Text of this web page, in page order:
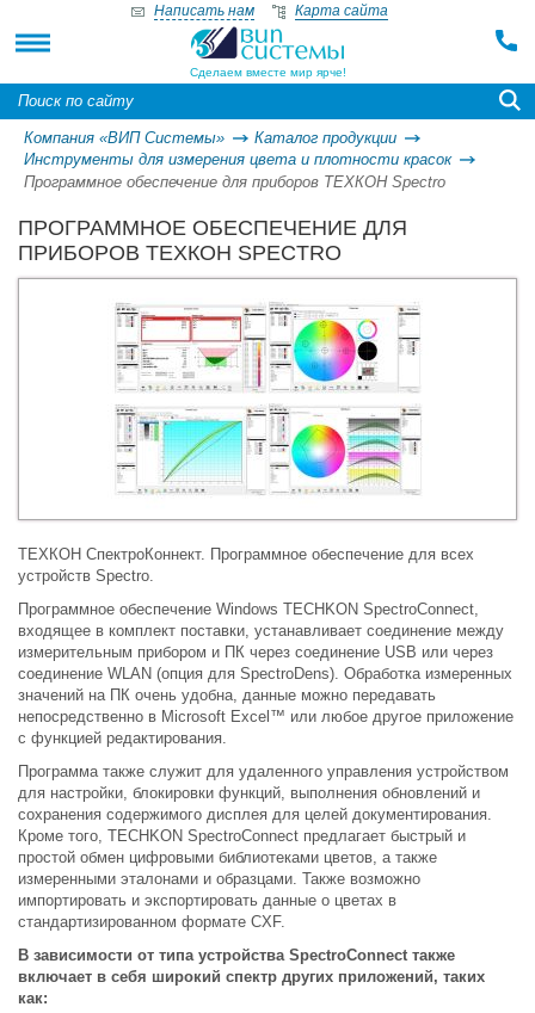
Сделаем вместе мир ярче!
Написать нам Карта сайта
Компания «ВИП Системы»
Каталог продукции
Инструменты для измерения цвета и плотности красок
Программное обеспечение для приборов ТЕХКОН Spectro
ПРОГРАММНОЕ ОБЕСПЕЧЕНИЕ ДЛЯ
ПРИБОРОВ ТЕХКОН SPECTRO
ТЕХКОН СпектроКоннект. Программное обеспечение для всех
устройств Spectro.
Программное обеспечение Windows TECHKON SpectroConnect,
входящее в комплект поставки, устанавливает соединение между
измерительным прибором и ПК через соединение USB или через
соединение WLAN (опция для SpectroDens). Обработка измеренных
значений на ПК очень удобна, данные можно передавать
непосредственно в Microsoft Excel™ или любое другое приложение
с функцией редактирования.
Программа также служит для удаленного управления устройством
для настройки, блокировки функций, выполнения обновлений и
сохранения содержимого дисплея для целей документирования.
Кроме того, TECHKON SpectroConnect предлагает быстрый и
простой обмен цифровыми библиотеками цветов, а также
измеренными эталонами и образцами. Также возможно
импортировать и экспортировать данные о цветах в
стандартизированном формате CXF.
В зависимости от типа устройства SpectroConnect также
включает в себя широкий спектр других приложений, таких
как: